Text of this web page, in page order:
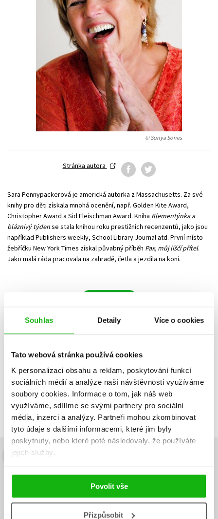
Souhlas Detaily Více o cookies
Tato webová stránka používá cookies
K personalizaci obsahu a reklam, poskytování funkcí
sociálních médií a analýze naší návštěvnosti využíváme
soubory cookies. Informace o tom, jak náš web
využíváme, sdílíme se svými partnery pro sociální
média, inzerci a analýzy. Partneři mohou zkombinovat
tyto údaje s dalšími informacemi, které jim byly
poskytnuty, nebo které poté následovaly, že používáte
jejich služby.
Povolit vše
Přizpůsobit
Young adult (SK)
Zahraniční literatura Zdraví a životní styl
Všechny tituly
© Sonya Sones
Stránka autora
Sara Pennypackerová je americká autorka z Massachusetts. Za své
knihy pro děti získala mnohá ocenění, např. Golden Kite Award,
Christopher Award a Sid Fleischman Award. Kniha Klementýnka a
bláznivý týdense stala knihou roku prestižních recenzentů, jako jsou
například Publishers weekly, School Library Journal atd. První místo
žebříčku New York Times získal půvabný příběh Pax, můj liščí přítel.
Jako malá ráda pracovala na zahradě, četla a jezdila na koni.
Datum vydání Prodejnost
Název
POUZE DOSTUPNÉ
Nebyly nalezeny žádné tituly
Budete to vědět jako první!
sleva, jaká běží soutěž o ceny? Přihlášením k odběru našich e-
mailových novineksouhlasíte se zpracováním osobních údajů.